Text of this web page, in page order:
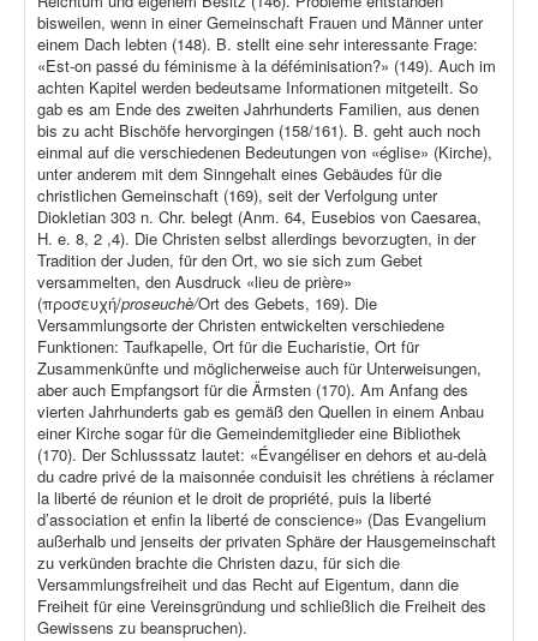
bisweilen, wenn in einer Gemeinschaft Frauen und Männer unter
einem Dach lebten (148). B. stellt eine sehr interessante Frage:
«Est-on passé du féminisme à la déféminisation?» (149). Auch im
achten Kapitel werden bedeutsame Informationen mitgeteilt. So
gab es am Ende des zweiten Jahrhunderts Familien, aus denen
bis zu acht Bischöfe hervorgingen (158/161). B. geht auch noch
einmal auf die verschiedenen Bedeutungen von «église» (Kirche),
unter anderem mit dem Sinngehalt eines Gebäudes für die
christlichen Gemeinschaft (169), seit der Verfolgung unter
Diokletian 303 n. Chr. belegt (Anm. 64, Eusebios von Caesarea,
H. e. 8, 2 ,4). Die Christen selbst allerdings bevorzugten, in der
Tradition der Juden, für den Ort, wo sie sich zum Gebet
versammelten, den Ausdruck «lieu de prière»
(προσευχή/proseuchè/Ort des Gebets, 169). Die
Versammlungsorte der Christen entwickelten verschiedene
Funktionen: Taufkapelle, Ort für die Eucharistie, Ort für
Zusammenkünfte und möglicherweise auch für Unterweisungen,
aber auch Empfangsort für die Ärmsten (170). Am Anfang des
vierten Jahrhunderts gab es gemäß den Quellen in einem Anbau
einer Kirche sogar für die Gemeindemitglieder eine Bibliothek
(170). Der Schlusssatz lautet: «Évangéliser en dehors et au-delà
du cadre privé de la maisonnée conduisit les chrétiens à réclamer
la liberté de réunion et le droit de propriété, puis la liberté
d’association et enfin la liberté de conscience» (Das Evangelium
außerhalb und jenseits der privaten Sphäre der Hausgemeinschaft
zu verkünden brachte die Christen dazu, für sich die
Versammlungsfreiheit und das Recht auf Eigentum, dann die
Freiheit für eine Vereinsgründung und schließlich die Freiheit des
Gewissens zu beanspruchen).